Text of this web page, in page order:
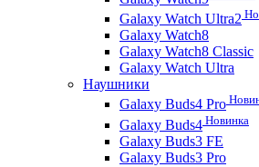
Galaxy Watch Ultra2
Galaxy Watch8
Galaxy Watch8 Classic
Galaxy Watch Ultra
Наушники
Galaxy Buds4 Pro
Galaxy Buds4 Новинка
Galaxy Buds3 FE
Galaxy Buds3 Pro